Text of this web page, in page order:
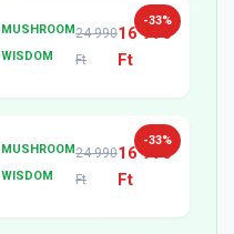
-33%
MUSHROOM
WISDOM
24 990
Ft
16 990
Ft
-33%
MUSHROOM
WISDOM
24 990
Ft
16 990
Ft